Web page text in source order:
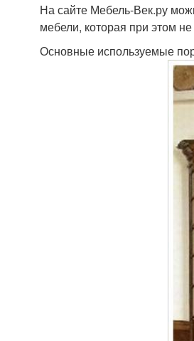
На сайте Мебель-Век.ру
мебели, которая при этом
Основные используемые